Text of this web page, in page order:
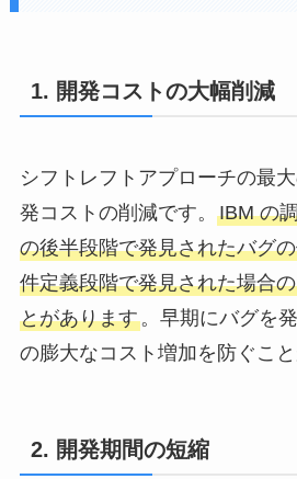
1. 開発コストの大幅削減
シフトレフトアプローチの最
発コストの削減です。 IBM の
の後半段階で発見されたバグ
件定義段階で発見された場合
とがあります。早期にバグを
の膨大なコスト増加を防ぐこと
2. 開発期間の短縮